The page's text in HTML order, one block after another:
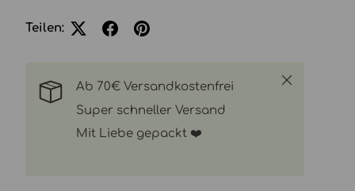
Teilen:
Ab 70€ Versandkostenfrei
Super schneller Versand
Mit Liebe gepackt ❤️
Schließen